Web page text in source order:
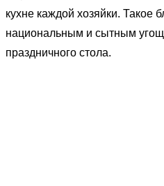
кухне каждой хозяйки. Такое
национальным и сытным
праздничного стола.